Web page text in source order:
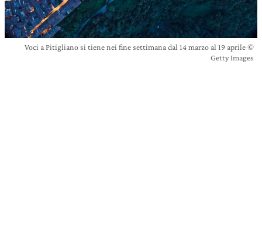
Voci a Pitigliano si tiene nei fine settimana dal 14 marzo al 19 aprile ©
Getty Images